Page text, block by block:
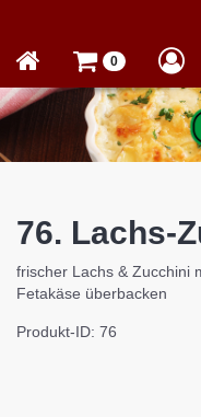
0
76. Lachs-
frischer Lachs & Zucchini
Fetakäse überbacken
Produkt-ID: 76